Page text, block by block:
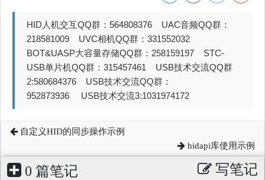
HID人机交互QQ群：564808376 UAC音频QQ群：
218581009 UVC相机QQ群：331552032
BOT&UASP大容量存储QQ群：258159197 STC-
USB单片机QQ群：315457461 USB技术交流QQ群
2:580684376 USB技术交流QQ群：
952873936 USB技术交流3:1031974172
自定义HID的同步操作示例
hidapi库使用示例
0 篇笔记 写笔记